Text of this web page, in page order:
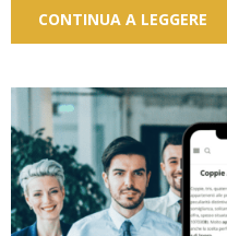
CONTINUA A LEGGERE